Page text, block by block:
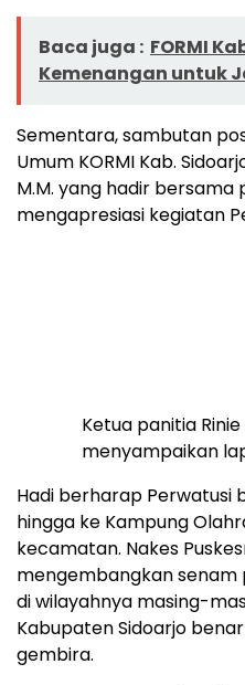
Baca juga : FORMI
Kemenangan untuk
Sementara, sambutan
Umum KORMI Kab.
M.M. yang hadir bersama
mengapresiasi kegiatan
Ketua panitia Rinie
menyampaikan
Hadi berharap Perwatusi
hingga ke Kampung
kecamatan. Nakes
mengembangkan
di wilayahnya masing-
Kabupaten Sidoarjo
gembira.